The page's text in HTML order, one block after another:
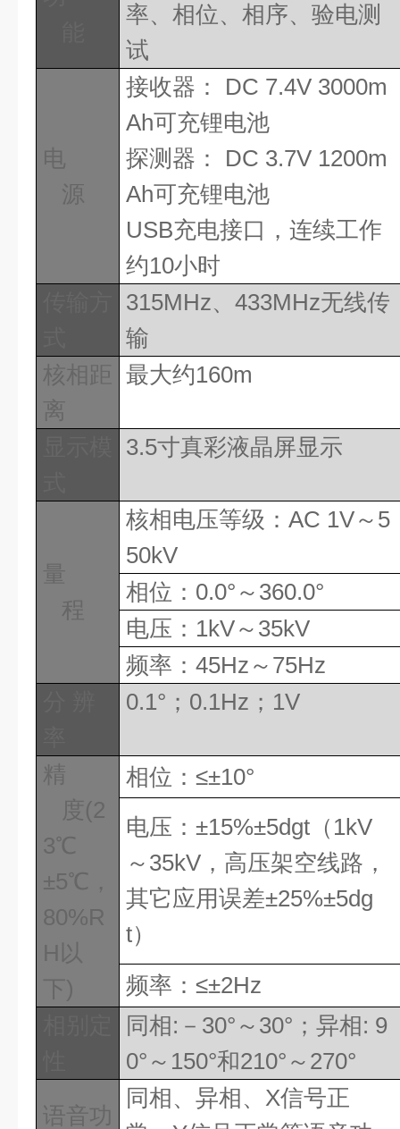
率、相位、相序、验电测
试
电
源
接收器：
DC 7.4V 3000m
Ah可充锂电池
探测器：
DC 3.7V 1200m
Ah可充锂电池
USB充电接口，连续工作
约10小时
315MHz、 433MHz无线传
输
核相距
离
最大约160m
3.5寸真彩液晶屏显示
量
程
核相电压等级： AC 1V～ 5
50kV
相位： 0.0°～ 360.0°
电压： 1kV～ 35kV
频率： 45Hz ～ 75Hz
0.1°； 0.1Hz ； 1V
精
度(2
3℃
±5℃，
80%R
H 以
下)
相位： ≤±10°
电压： ±15%±5dgt （ 1kV
～ 35kV ，高压架空线路，
其它应用误差±25%±5dg
t）
频率： ≤±2Hz
同相: － 30°～ 30°；异相: 9
0°～ 150°和210°～ 270°
语音功
同相、异相、 X信号正